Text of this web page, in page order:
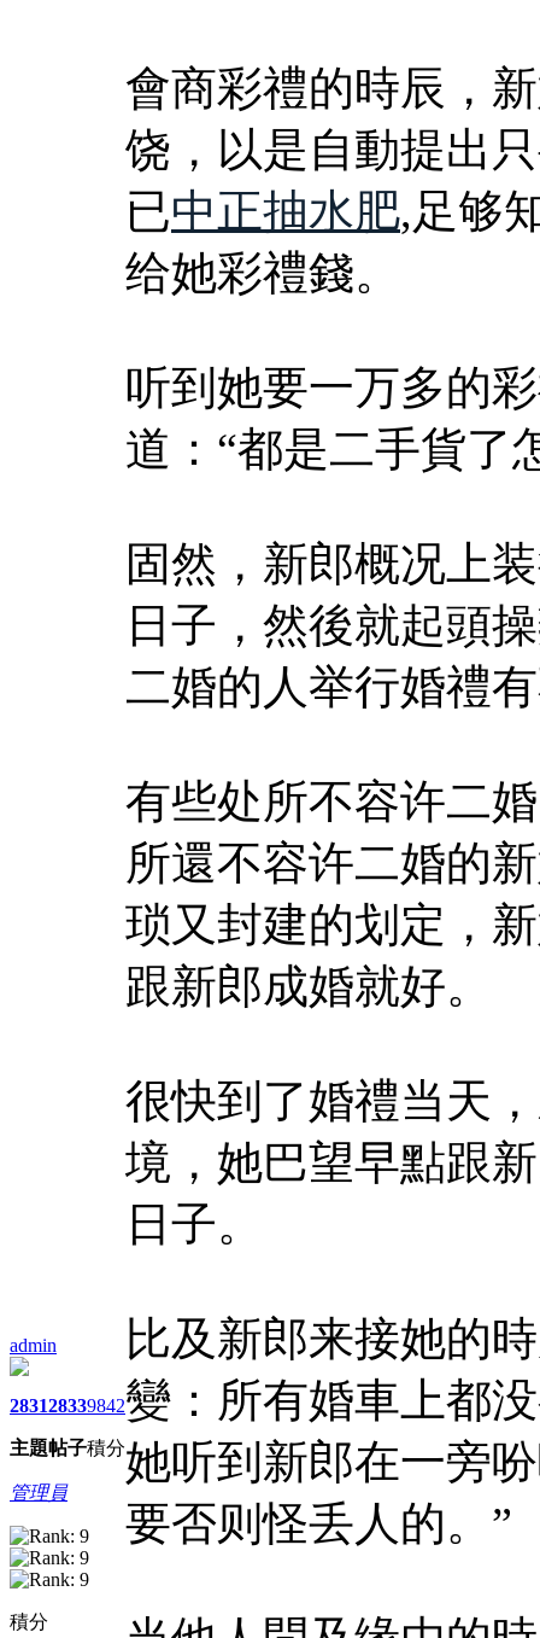
admin
2831
主題
2833
帖子
9842
積分
管理員
積分
會商彩禮的時辰，
饶，以是自動提出
已中正抽水肥,足够
给她彩禮錢。
听到她要一万多的
道：“都是二手貨了
固然，新郎概况上
日子，然後就起頭
二婚的人举行婚禮
有些处所不容许二
所還不容许二婚的
琐又封建的划定，
跟新郎成婚就好。
很快到了婚禮当天
境，她巴望早點跟
日子。
比及新郎来接她的
變：所有婚車上都
她听到新郎在一旁
要否则怪丢人的。”